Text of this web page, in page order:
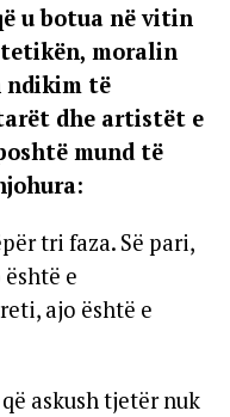
u botua në vitin
moralin
ndikim të
dhe artistët e
mund të
tri faza. Së pari,
e
ajo është e
askush tjetër nuk